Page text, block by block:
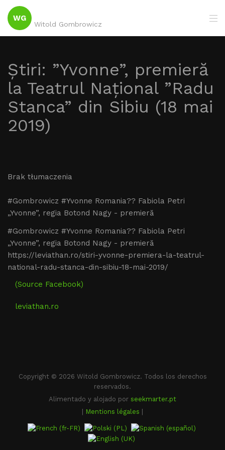
WG
Witold Gombrowicz
Știri: ”Yvonne”, premieră
la Teatrul Național ”Radu
Stanca” din Sibiu (18 mai
2019)
Brak tłumaczenia
#Gombrowicz #Yvonne Romania?? Fabiola Petri
„Yvonne”, regia Botond Nagy - premieră
#Gombrowicz #Yvonne Romania?? Fabiola Petri
„Yvonne”, regia Botond Nagy - premieră
https://leviathan.ro/stiri-yvonne-premiera-la-teatrul-
national-radu-stanca-din-sibiu-18-mai-2019/
(Source Facebook)
leviathan.ro
Copyright © 2026 Witold Gombrowicz. Todos los derechos
reservados.
Alimentado y alojado por seekmarter.pt
Mentions légales